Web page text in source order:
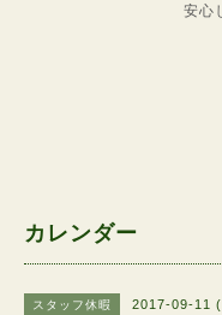
安心
カレンダー
スタッフ休暇 2017-09-11